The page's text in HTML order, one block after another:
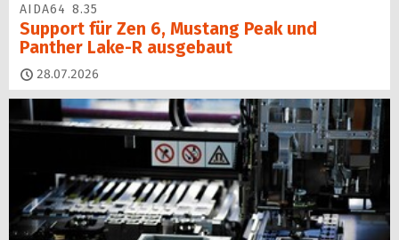
AIDA64 8.35
Support für Zen 6, Mustang Peak und
Panther Lake-R ausgebaut
28.07.2026